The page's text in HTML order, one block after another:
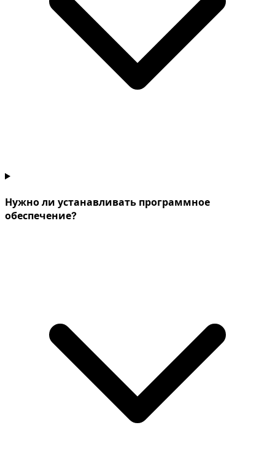
Нужно ли устанавливать программное
обеспечение?